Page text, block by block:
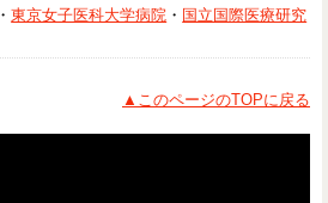
・東京女子医科大学病院 ・ 国立国際医療研究
▲このページのTOPに戻る